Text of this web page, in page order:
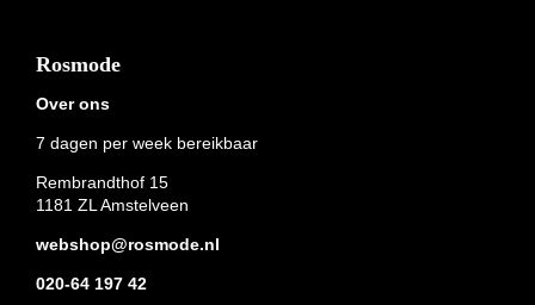
Footer
Rosmode
Over ons
7 dagen per week bereikbaar
Rembrandthof 15
1181 ZL Amstelveen
webshop@rosmode.nl
020-64 197 42